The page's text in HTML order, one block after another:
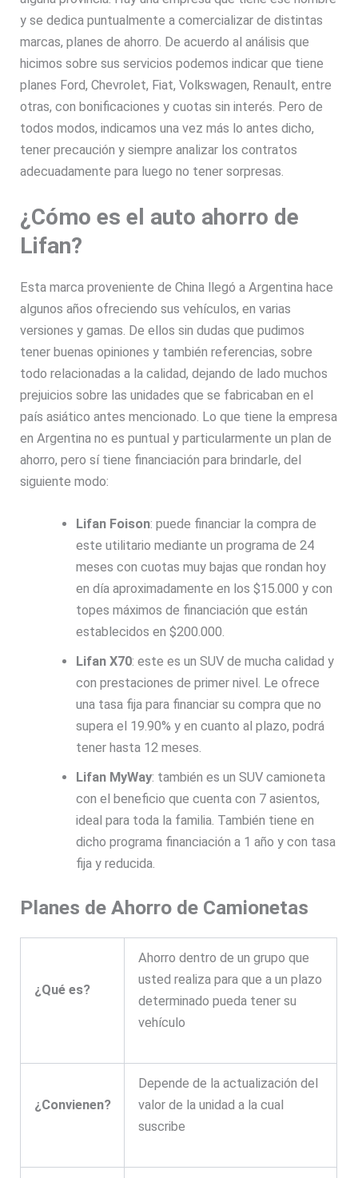
y se dedica puntualmente a comercializar de distintas
marcas, planes de ahorro. De acuerdo al análisis que
hicimos sobre sus servicios podemos indicar que tiene
planes Ford, Chevrolet, Fiat, Volkswagen, Renault, entre
otras, con bonificaciones y cuotas sin interés. Pero de
todos modos, indicamos una vez más lo antes dicho,
tener precaución y siempre analizar los contratos
adecuadamente para luego no tener sorpresas.
¿Cómo es el auto ahorro de
Lifan?
Esta marca proveniente de China llegó a Argentina hace
algunos años ofreciendo sus vehículos, en varias
versiones y gamas. De ellos sin dudas que pudimos
tener buenas opiniones y también referencias, sobre
todo relacionadas a la calidad, dejando de lado muchos
prejuicios sobre las unidades que se fabricaban en el
país asiático antes mencionado. Lo que tiene la empresa
en Argentina no es puntual y particularmente un plan de
ahorro, pero sí tiene financiación para brindarle, del
siguiente modo:
Lifan Foison: puede financiar la compra de
este utilitario mediante un programa de 24
meses con cuotas muy bajas que rondan hoy
en día aproximadamente en los $15.000 y con
topes máximos de financiación que están
establecidos en $200.000.
Lifan X70: este es un SUV de mucha calidad y
con prestaciones de primer nivel. Le ofrece
una tasa fija para financiar su compra que no
supera el 19.90% y en cuanto al plazo, podrá
tener hasta 12 meses.
Lifan MyWay: también es un SUV camioneta
con el beneficio que cuenta con 7 asientos,
ideal para toda la familia. También tiene en
dicho programa financiación a 1 año y con tasa
fija y reducida.
Planes de Ahorro de Camionetas
¿Qué es?
Ahorro dentro de un grupo que
usted realiza para que a un plazo
determinado pueda tener su
vehículo
¿Convienen?
Depende de la actualización del
valor de la unidad a la cual
suscribe